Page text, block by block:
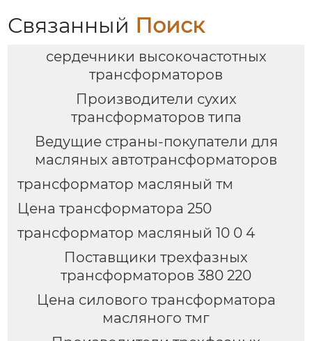
Связанный Поиск
сердечники высокочастотных
трансформаторов
Производители сухих
трансформаторов типа
Ведущие страны-покупатели для
масляных автотрансформаторов
трансформатор масляный тм
Цена трансформатора 250
трансформатор масляный 10 0 4
Поставщики трехфазных
трансформаторов 380 220
Цена силового трансформатора
масляного тмг